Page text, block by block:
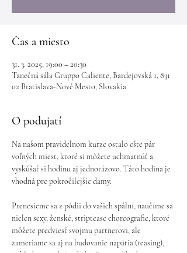
Čas a miesto
31. 3. 2025, 19:00 – 20:30
Tanečná sála Gruppo Caliente, Bardejovská 1, 831
02 Bratislava-Nové Mesto, Slovakia
O podujatí
Na našom pravidelnom kurze ostalo ešte pár
voľných miest, ktoré si môžete uchmatnúť a
vyskúšať si hodinu aj jednorázovo. Táto hodina je
vhodná pre pokročilejšie dámy.
Prenesieme sa z pódii do vašich spální, naučíme sa
nielen sexy, ženské, striptease choreografie, ktoré
môžete predviesť svojmu partnerovi, ale
zameriame sa aj na budovanie napätia (teasing),